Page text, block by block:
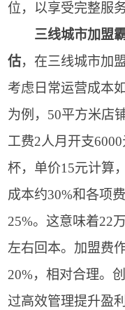
位，以享受完整服务
三线城市加盟
估，在三线城市加
考虑日常运营成本
为例，50平方米店
工费2人月开支
杯，单价15元计算
成本约30%和各项
25%。这意味着22
左右回本。加盟费
20%，相对合理。
过高效管理提升盈